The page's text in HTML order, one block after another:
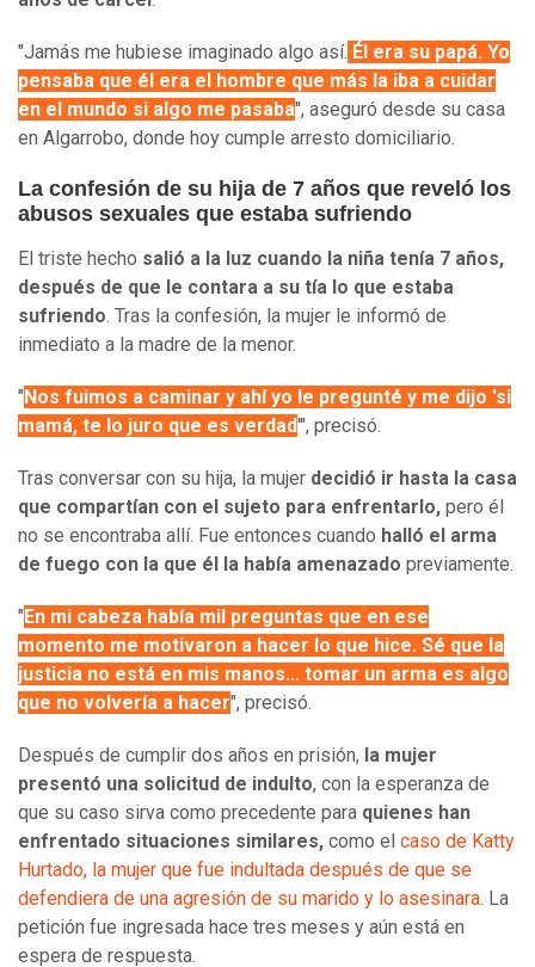
"Jamás me hubiese imaginado algo así. Él era su papá. Yo
pensaba que él era el hombre que más la iba a cuidar
en el mundo si algo me pasaba", aseguró desde su casa
en Algarrobo, donde hoy cumple arresto domiciliario.
La confesión de su hija de 7 años que reveló los
abusos sexuales que estaba sufriendo
El triste hecho salió a la luz cuando la niña tenía 7 años,
después de que le contara a su tía lo que estaba
sufriendo. Tras la confesión, la mujer le informó de
inmediato a la madre de la menor.
"Nos fuimos a caminar y ahí yo le pregunté y me dijo 'si
mamá, te lo juro que es verdad'", precisó.
Tras conversar con su hija, la mujer decidió ir hasta la casa
que compartían con el sujeto para enfrentarlo, pero él
no se encontraba allí. Fue entonces cuando halló el arma
de fuego con la que él la había amenazado previamente.
"En mi cabeza había mil preguntas que en ese
momento me motivaron a hacer lo que hice. Sé que la
justicia no está en mis manos... tomar un arma es algo
que no volvería a hacer", precisó.
Después de cumplir dos años en prisión, la mujer
presentó una solicitud de indulto, con la esperanza de
que su caso sirva como precedente para quienes han
enfrentado situaciones similares, como el caso de Katty
Hurtado, la mujer que fue indultada después de que se
defendiera de una agresión de su marido y lo asesinara. La
petición fue ingresada hace tres meses y aún está en
espera de respuesta.